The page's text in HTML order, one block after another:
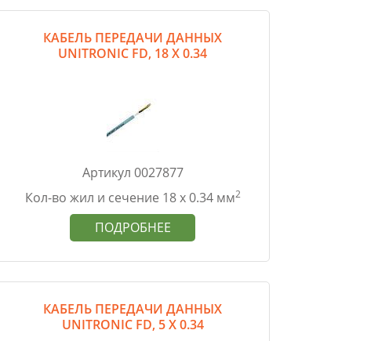
КАБЕЛЬ ПЕРЕДАЧИ ДАННЫХ
UNITRONIC FD, 18 Х 0.34
Артикул 0027877
Кол-во жил и сечение 18 х 0.34 мм2
ПОДРОБНЕЕ
КАБЕЛЬ ПЕРЕДАЧИ ДАННЫХ
UNITRONIC FD, 5 Х 0.34